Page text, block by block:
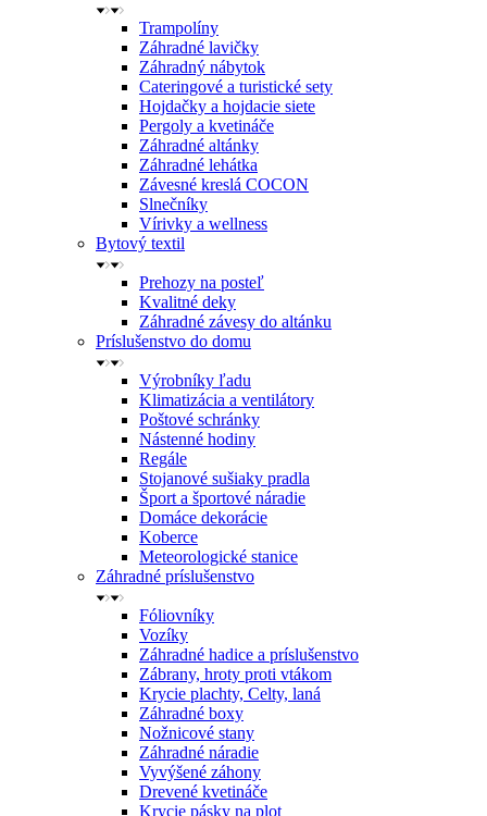
Trampolíny
Záhradné lavičky
Záhradný nábytok
Cateringové a turistické sety
Hojdačky a hojdacie siete
Pergoly a kvetináče
Záhradné altánky
Záhradné lehátka
Závesné kreslá COCON
Slnečníky
Vírivky a wellness
Bytový textil
Prehozy na posteľ
Kvalitné deky
Záhradné závesy do altánku
Príslušenstvo do domu
Výrobníky ľadu
Klimatizácia a ventilátory
Poštové schránky
Nástenné hodiny
Regále
Stojanové sušiaky pradla
Šport a športové náradie
Domáce dekorácie
Koberce
Meteorologické stanice
Záhradné príslušenstvo
Fóliovníky
Vozíky
Záhradné hadice a príslušenstvo
Zábrany, hroty proti vtákom
Krycie plachty, Celty, laná
Záhradné boxy
Nožnicové stany
Záhradné náradie
Vyvýšené záhony
Drevené kvetináče
Krycie pásky na plot